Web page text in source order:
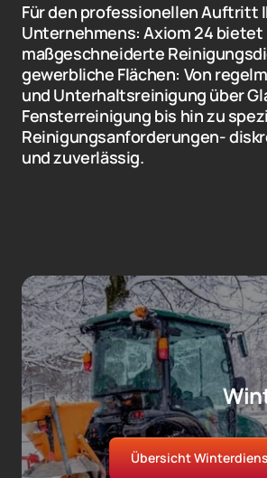
Für den professionellen Auftritt
Unternehmens: Axiom 24 bietet
maßgeschneiderte
gewerbliche Flächen: Von
und Unterhaltsreinigung über
Fensterreinigung bis hin zu
Reinigungsanforderungen-
und zuverlässig.
Übersicht